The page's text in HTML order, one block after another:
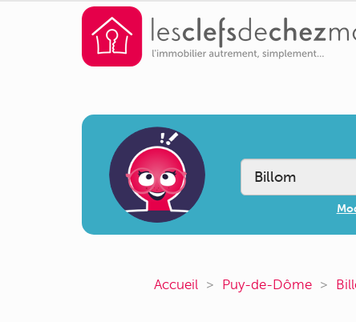
Accueil Puy-de-Dôme